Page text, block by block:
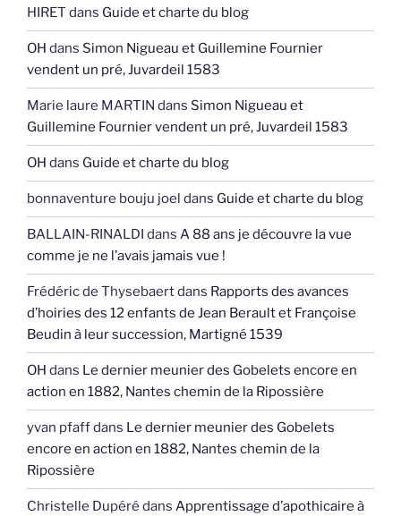
HIRET dans Guide et charte du blog
OH dans Simon Nigueau et Guillemine Fournier
vendent un pré, Juvardeil 1583
Marie laure MARTIN dans Simon Nigueau et
Guillemine Fournier vendent un pré, Juvardeil 1583
OH dans Guide et charte du blog
bonnaventure bouju joel dans Guide et charte du blog
BALLAIN-RINALDI dans A 88 ans je découvre la vue
comme je ne l’avais jamais vue !
Frédéric de Thysebaertdans Rapports des avances
d’hoiries des 12 enfants de Jean Berault et Françoise
Beudin à leur succession, Martigné 1539
OH dans Le dernier meunier des Gobelets encore en
action en 1882, Nantes chemin de la Ripossière
yvan pfaffdans Le dernier meunier des Gobelets
encore en action en 1882, Nantes chemin de la
Ripossière
Christelle Dupéré dans Apprentissage d’apothicaire à